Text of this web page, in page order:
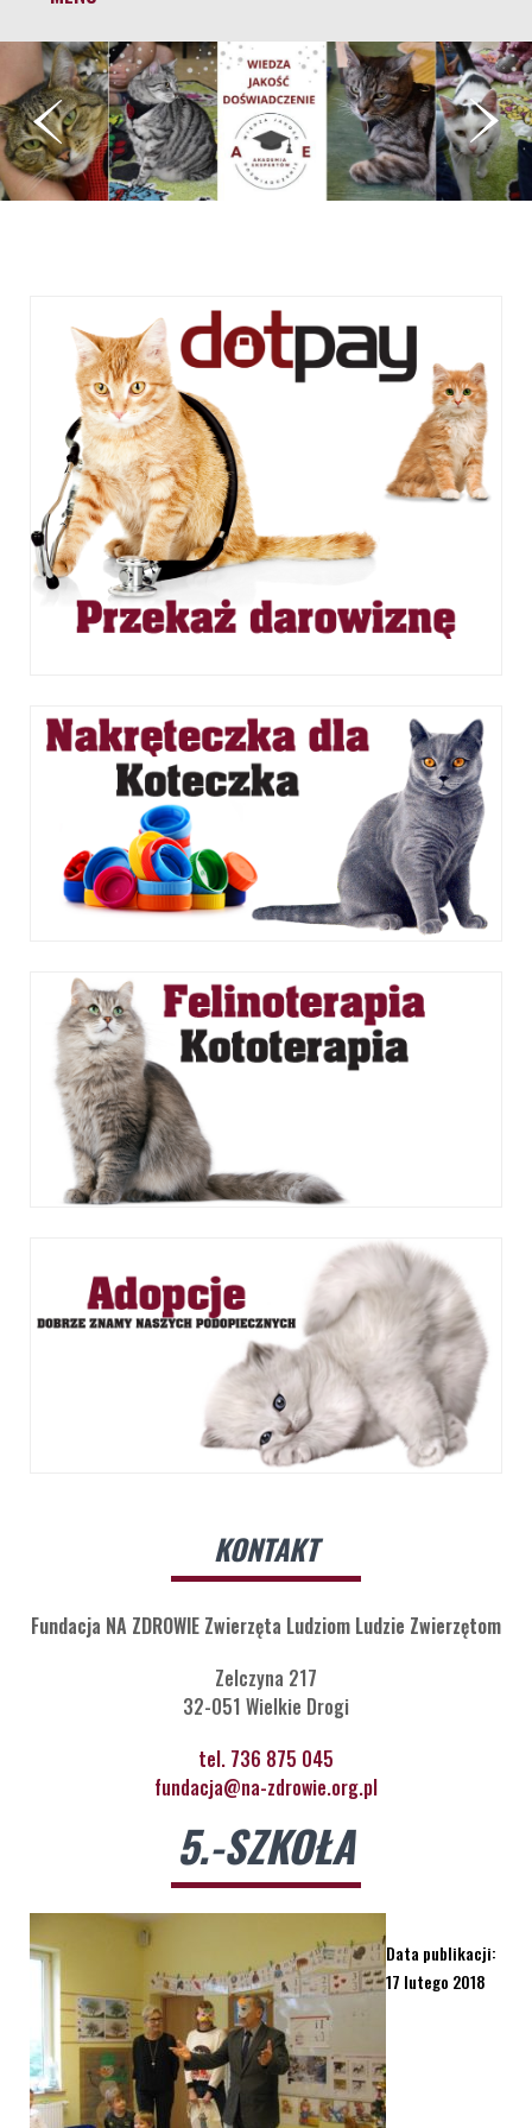
KONTAKT
Fundacja NA ZDROWIE Zwierzęta Ludziom Ludzie Zwierzętom
Zelczyna 217
32-051 Wielkie Drogi
tel. 736 875 045
fundacja@na-zdrowie.org.pl
5.-SZKOŁA
Data publikacji:
17 lutego 2018